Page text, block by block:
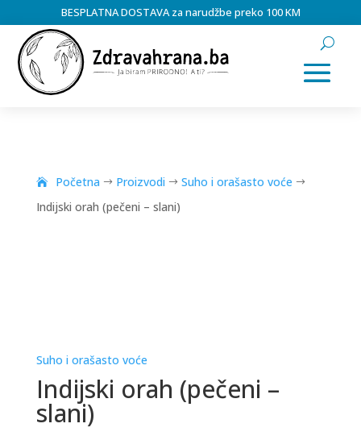
BESPLATNA DOSTAVA za narudžbe preko 100 KM
Početna $ Proizvodi $ Suho i orašasto voće $
Indijski orah (pečeni – slani)
Suho i orašasto voće
Indijski orah (pečeni –
slani)